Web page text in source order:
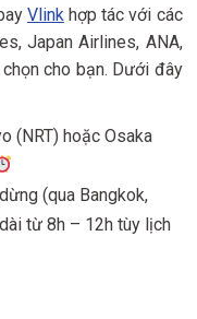
Vlinkhợp tác với các
Japan Airlines, ANA,
cho bạn. Dưới đây
(NRT) hoặc Osaka
(qua Bangkok,
từ 8h – 12h tùy lịch